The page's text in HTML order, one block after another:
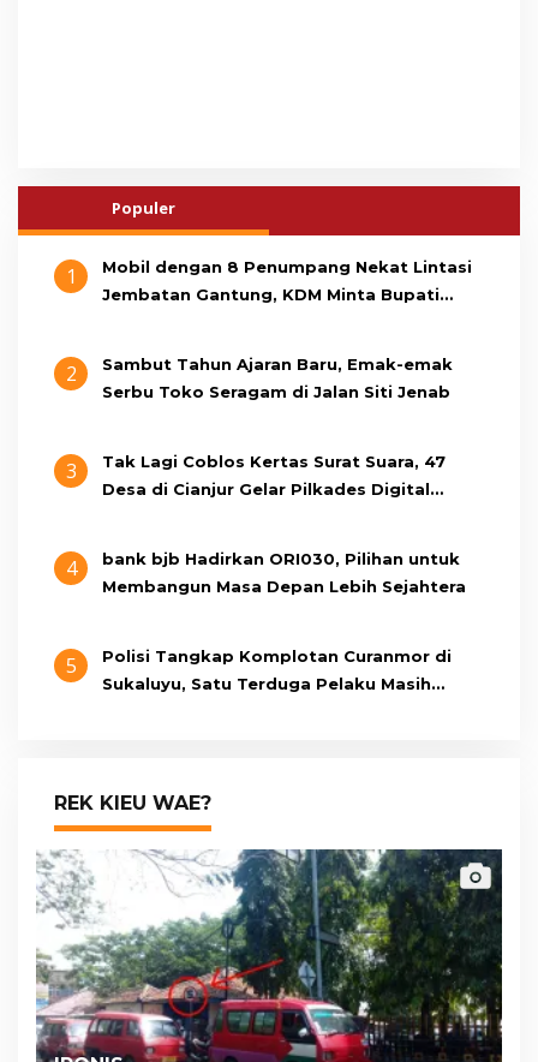
Populer
1
Mobil dengan 8 Penumpang Nekat Lintasi
Jembatan Gantung, KDM Minta Bupati
2
Sambut Tahun Ajaran Baru, Emak-emak
Serbu Toko Seragam di Jalan Siti Jenab
3
Tak Lagi Coblos Kertas Surat Suara, 47
Desa di Cianjur Gelar Pilkades Digital
4
bank bjb Hadirkan ORI030, Pilihan untuk
Membangun Masa Depan Lebih Sejahtera
5
Polisi Tangkap Komplotan Curanmor di
Sukaluyu, Satu Terduga Pelaku Masih
REK KIEU WAE?